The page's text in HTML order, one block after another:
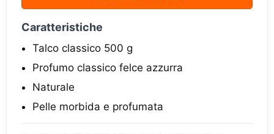
Caratteristiche
Talco classico 500 g
Profumo classico felce azzurra
Naturale
Pelle morbida e profumata